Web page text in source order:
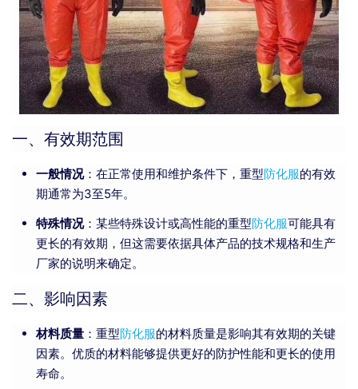
一、有效期范围
一般情况：在正常使用和维护条件下，重型防化服的有效
期通常为3至5年。
特殊情况：某些特殊设计或高性能的重型防化服可能具有
更长的有效期，但这需要依据具体产品的技术规格和生产
厂家的说明来确定。
二、影响因素
材料质量 ：重型防化服的材料质量是影响其有效期的关键
因素。优质的材料能够提供更好的防护性能和更长的使用
寿命。